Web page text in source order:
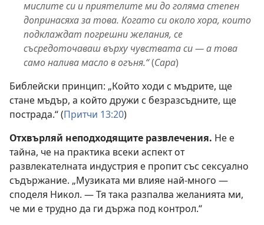
мислите си и приятелите ми до голяма степен
допринасяха за това. Когато си около хора, които
подклаждат погрешни желания, се
съсредоточаваш върху чувствата си — а това
само налива масло в огъня.“(Сара)
Библейски принцип: „Който ходи с мъдрите, ще
стане мъдър, а който дружи с безразсъдните, ще
пострада.“ (Притчи 13:20)
Отхвърляй неподходящите развлечения. Не е
тайна, че на практика всеки аспект от
развлекателната индустрия е пропит със сексуално
съдържание. „Музиката ми влияе най-много —
споделя Никол. — Тя така разпалва желанията ми,
че ми е трудно да ги държа под контрол.“